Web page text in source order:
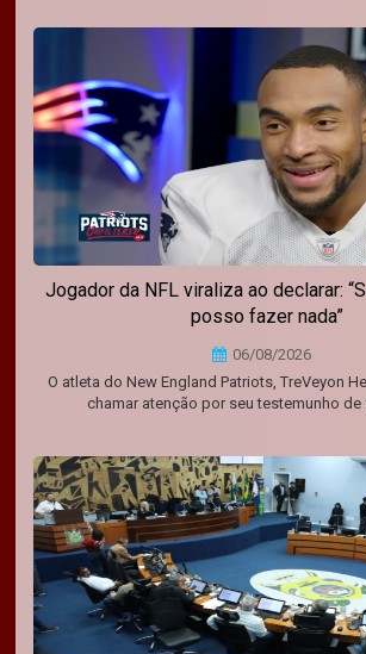
Jogador da NFL viraliza ao declarar:
posso fazer nada”
06/08/2026
O atleta do New England Patriots, TreVeyon
chamar atenção por seu testemunho